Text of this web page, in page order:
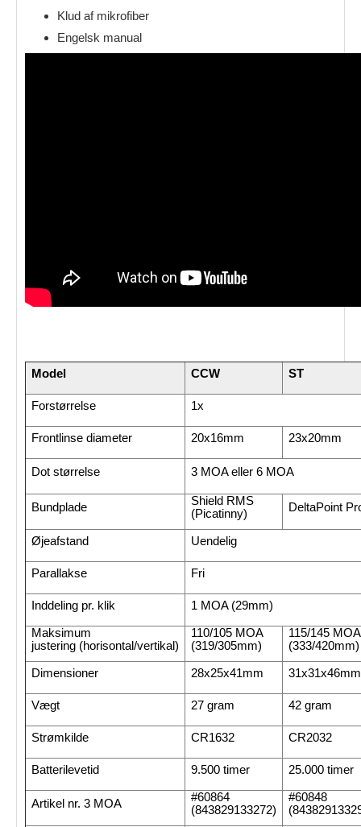
Klud af mikrofiber
Engelsk manual
Model CCW ST
Forstørrelse 1x
Frontlinse diameter 20x16mm 23x20mm
Dot størrelse 3 MOA eller 6 MOA
Bundplade
Shield RMS
(Picatinny)
DeltaPoint
Øjeafstand Uendelig
Parallakse Fri
Inddeling pr. klik
1 MOA (29mm)
Maksimum
justering (horisontal/vertikal)
110/105 MOA
(319/305mm)
115/145 MOA
(333/420mm)
Dimensioner
28x25x41mm 31x31x46mm
Vægt 27 gram 42 gram
Strømkilde CR1632 CR2032
Batterilevetid 9.500 timer 25.000 timer
Artikel nr. 3 MOA
#60864
(843829133272)
#60848